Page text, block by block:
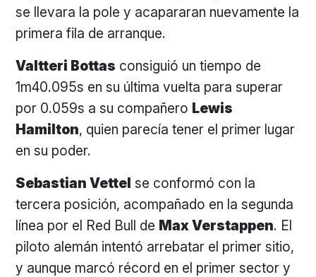
se llevara la pole y acapararan nuevamente la
primera fila de arranque.
Valtteri Bottas consiguió un tiempo de
1m40.095s en su última vuelta para superar
por 0.059s a su compañero Lewis
Hamilton, quien parecía tener el primer lugar
en su poder.
Sebastian Vettel se conformó con la
tercera posición, acompañado en la segunda
línea por el Red Bull de Max Verstappen. El
piloto alemán intentó arrebatar el primer sitio,
y aunque marcó récord en el primer sector y